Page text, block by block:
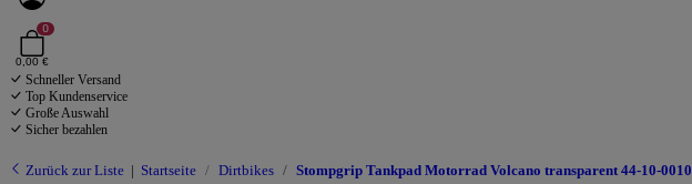
0
0,00 €
Schneller Versand
Top Kundenservice
Große Auswahl
Sicher bezahlen
Zurück zur Liste Startseite Dirtbikes Stompgrip Tankpad Motorrad Volcano transparent 44-10-0010